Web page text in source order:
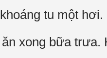
tu một hơi.
xong bữa trưa.